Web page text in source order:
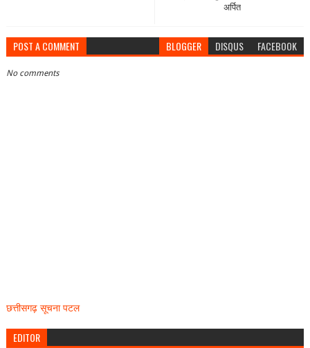
अर्पित
POST A COMMENT BLOGGER DISQUS FACEBOOK
No comments
छत्तीसगढ़ सूचना पटल
EDITOR